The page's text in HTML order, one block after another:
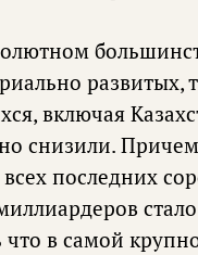
развитых,
включая
снизили.
последних
стало
что в самой